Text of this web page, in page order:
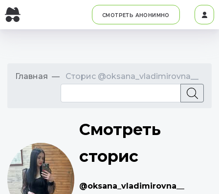
СМОТРЕТЬ АНОНИМНО
Главная Сторис @oksana_vladimirovna__
Смотреть
сторис
@oksana_vladimirovna__